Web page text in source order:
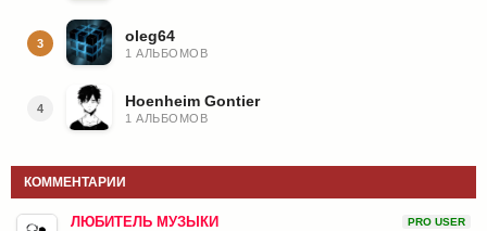
3 oleg64
1 АЛЬБОМОВ
4 Hoenheim Gontier
1 АЛЬБОМОВ
КОММЕНТАРИИ
ЛЮБИТЕЛЬ МУЗЫКИ PRO USER